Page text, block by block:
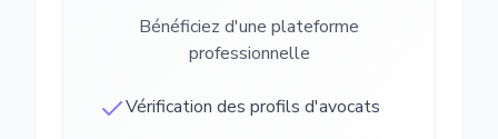
Bénéficiez d'une plateforme
professionnelle
Vérification des profils d'avocats